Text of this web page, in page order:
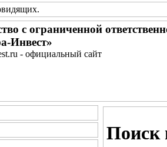
.
с ограниченной
Инвест»
- официальный сайт
Поиск